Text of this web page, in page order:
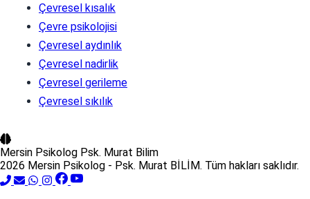
Çevresel kısalık
Çevre psikolojisi
Çevresel aydınlık
Çevresel nadirlik
Çevresel gerileme
Çevresel sıkılık
Mersin Psikolog Psk. Murat Bilim
2026 Mersin Psikolog - Psk. Murat BİLİM. Tüm hakları saklıdır.